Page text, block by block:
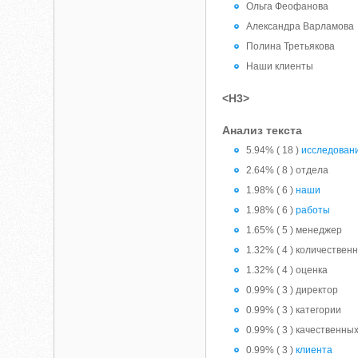
Ольга Феофанова
Александра Варламова
Полина Третьякова
Наши клиенты
<H3>
Анализ текста
5.94% ( 18 )
2.64% ( 8 ) отдела
1.98% ( 6 )наши
1.98% ( 6 )работы
1.65% ( 5 ) менеджер
1.32% ( 4 )
1.32% ( 4 ) оценка
0.99% ( 3 ) директор
0.99% ( 3 ) категории
0.99% ( 3 ) качественных
0.99% ( 3 )клиента